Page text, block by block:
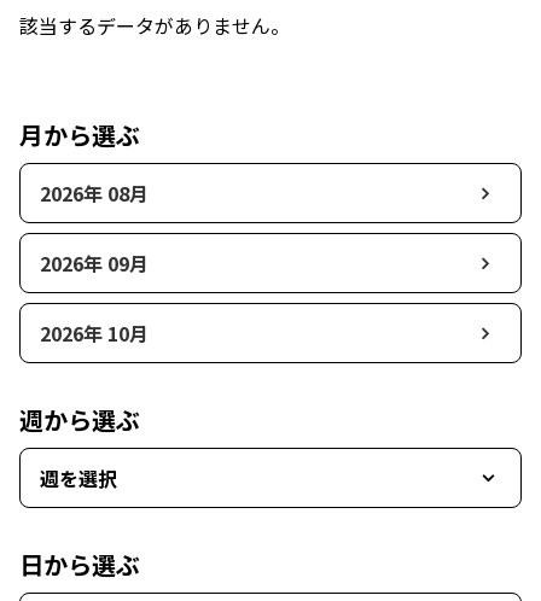
該当するデータがありません。
月から選ぶ
2026年 08月
2026年 09月
2026年 10月
週から選ぶ
週を選択
日から選ぶ